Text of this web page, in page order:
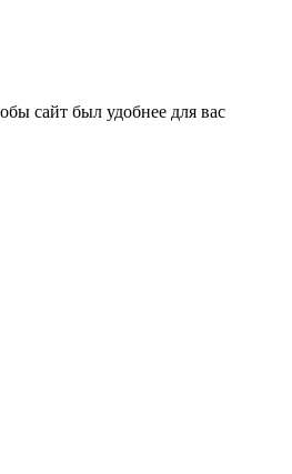
сайт был удобнее для вас